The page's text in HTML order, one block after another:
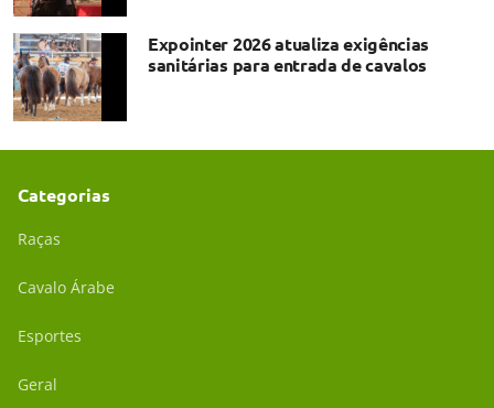
Expointer 2026 atualiza exigências
sanitárias para entrada de cavalos
Categorias
Raças
Cavalo Árabe
Esportes
Geral